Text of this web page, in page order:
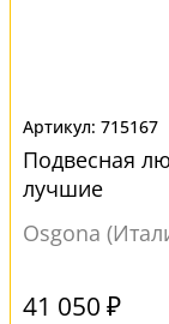
715167
Подвесная
лучшие
Osgona
41 050 ₽